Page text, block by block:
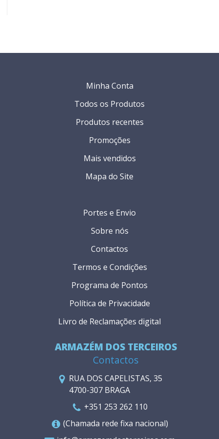
ARMAZÉM DOS TERCEIROS
Contactos
RUA DOS CAPELISTAS, 35
4700-307 BRAGA
+351 253 262 110
(Chamada rede fixa nacional)
Portes e Envio
Sobre nós
Contactos
Termos e Condições
Programa de Pontos
Política de Privacidade
Livro de Reclamações digital
Minha Conta
Todos os Produtos
Produtos recentes
Promoções
Mais vendidos
Mapa do Site